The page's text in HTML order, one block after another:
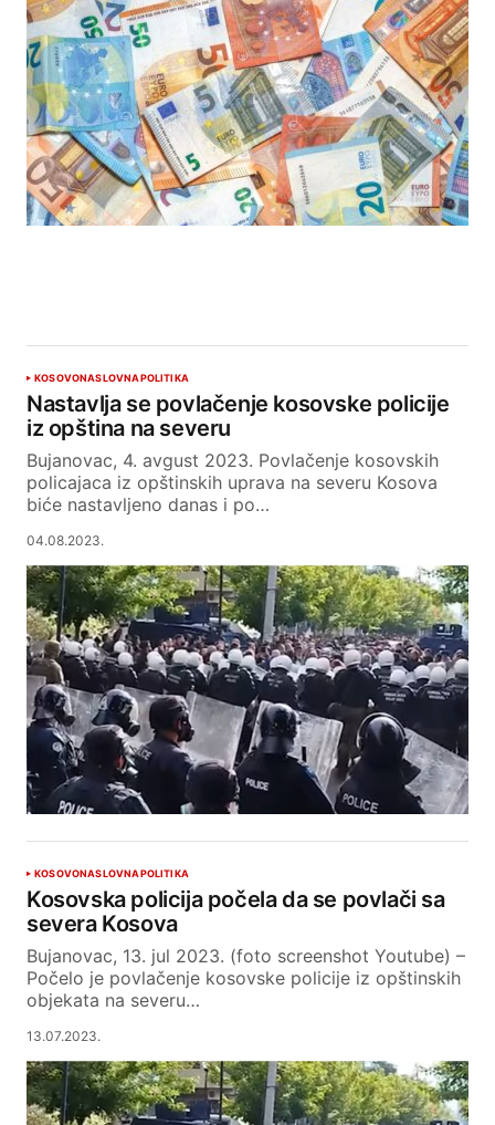
KOSOVONASLOVNAPOLITIKA
Nastavlja se povlačenje kosovske policije
iz opština na severu
Bujanovac, 4. avgust 2023. Povlačenje kosovskih
policajaca iz opštinskih uprava na severu Kosova
biće nastavljeno danas i po…
04.08.2023.
KOSOVONASLOVNAPOLITIKA
Kosovska policija počela da se povlači sa
severa Kosova
Bujanovac, 13. jul 2023. (foto screenshot Youtube) –
Počelo je povlačenje kosovske policije iz opštinskih
objekata na severu…
13.07.2023.